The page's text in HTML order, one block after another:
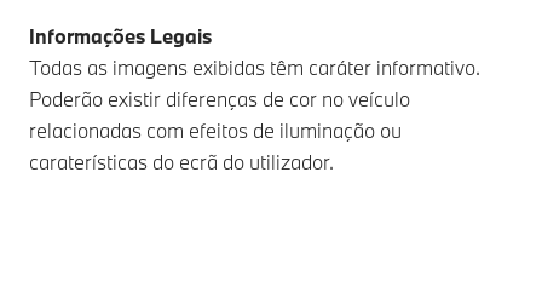
Informações Legais
Todas as imagens exibidas têm caráter informativo.
Poderão existir diferenças de cor no veículo
relacionadas com efeitos de iluminação ou
caraterísticas do ecrã do utilizador.